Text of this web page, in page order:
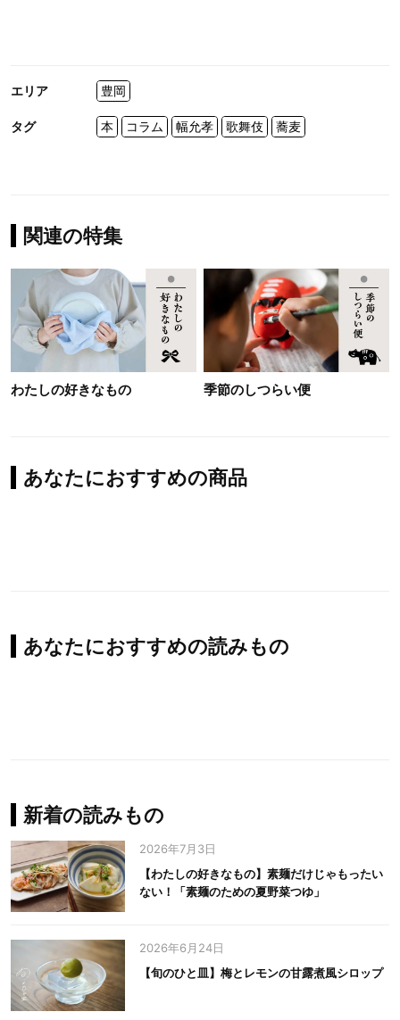
エリア 豊岡
タグ 本 コラム 幅允孝 歌舞伎 蕎麦
関連の特集
わたしの好きなもの 季節のしつらい便
あなたにおすすめの商品
あなたにおすすめの読みもの
新着の読みもの
2026年7月3日
【わたしの好きなもの】素麺だけじゃもったい
ない！「素麺のための夏野菜つゆ」
2026年6月24日
【旬のひと皿】梅とレモンの甘露煮風シロップ